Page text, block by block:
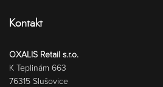
Kontakt
OXALIS Retail s.r.o.
K Teplinám 663
76315 Slušovice